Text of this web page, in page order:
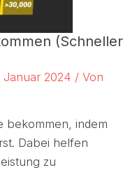
(Schneller
Januar 2024 / Von
bekommen, indem
Dabei helfen
zu